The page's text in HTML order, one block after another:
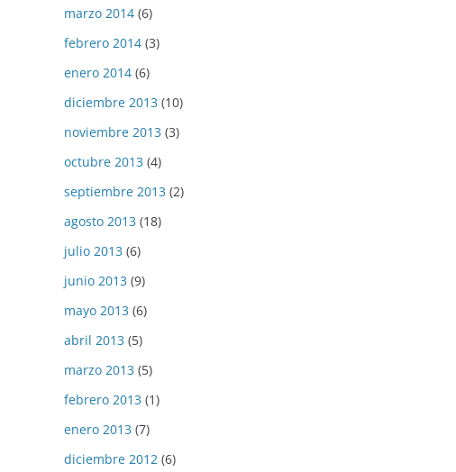
marzo 2014 (6)
febrero 2014 (3)
enero 2014 (6)
diciembre 2013 (10)
noviembre 2013 (3)
octubre 2013 (4)
septiembre 2013 (2)
agosto 2013 (18)
julio 2013 (6)
junio 2013 (9)
mayo 2013 (6)
abril 2013 (5)
marzo 2013 (5)
febrero 2013 (1)
enero 2013 (7)
diciembre 2012 (6)